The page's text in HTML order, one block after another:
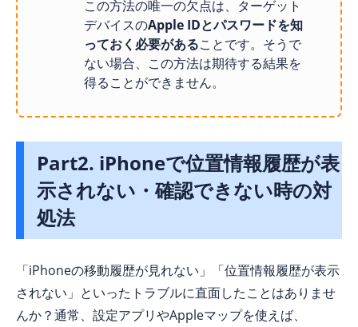
この方法の唯一の欠点は、ターゲット
デバイスのApple IDとパスワードを知
っておく必要があることです。そうで
ない場合、この方法は期待する結果を
得ることができません。
Part2. iPhoneで位置情報履歴が表
示されない・確認できない時の対
処法
「iPhoneの移動履歴が見れない」「位置情報履歴が表示
されない」といったトラブルに直面したことはありませ
んか？通常、設定アプリやAppleマップを使えば、